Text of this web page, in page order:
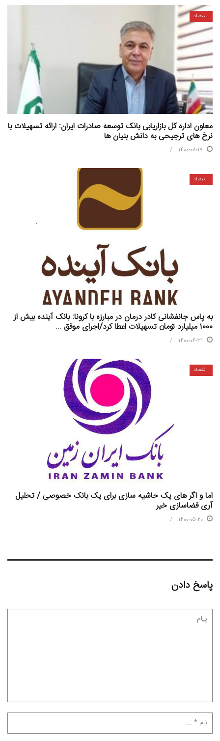
اقتصاد
معاون اداره کل بازاریابی بانک توسعه صادرات ایران: ارائه تسهیلات با
نرخ های ترجیحی به دانش بنیان ها
1400-08-17
اقتصاد
به پاس جانفشانی کادر درمان در مبارزه با کرونا: بانک آینده بیش از
۱۰۰۰ میلیارد تومان تسهیلات اعطا کرد/اجرای موفق ...
1400-06-31
اقتصاد
اما و اگر های یک حاشیه سازی برای یک بانک خصوصی / تحلیل
آری فضاسازی خیر
1400-05-20
پاسخ دادن